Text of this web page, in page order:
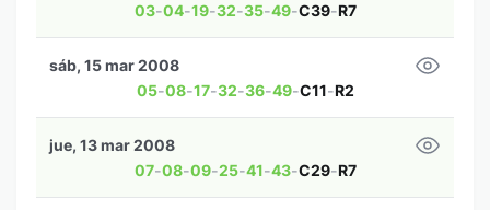
03-04-19-32-35-49-C39-R7
05-08-17-32-36-49-C11-R2
sáb, 15 mar 2008
07-08-09-25-41-43-C29-R7
jue, 13 mar 2008